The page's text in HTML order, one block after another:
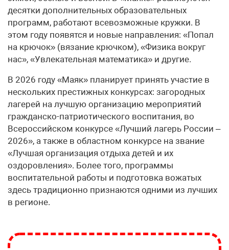
десятки дополнительных образовательных
программ, работают всевозможные кружки. В
этом году появятся и новые направления: «Попал
на крючок» (вязание крючком), «Физика вокруг
нас», «Увлекательная математика» и другие.
В 2026 году «Маяк» планирует принять участие в
нескольких престижных конкурсах: загородных
лагерей на лучшую организацию мероприятий
гражданско-патриотического воспитания, во
Всероссийском конкурсе «Лучший лагерь России –
2026», а также в областном конкурсе на звание
«Лучшая организация отдыха детей и их
оздоровления». Более того, программы
воспитательной работы и подготовка вожатых
здесь традиционно признаются одними из лучших
в регионе.